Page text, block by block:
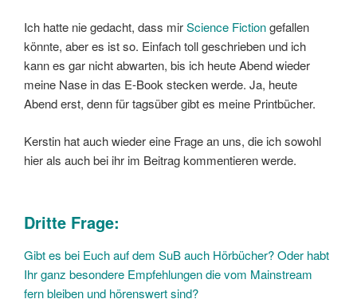
Ich hatte nie gedacht, dass mirScience Fictiongefallen
könnte, aber es ist so. Einfach toll geschrieben und ich
kann es gar nicht abwarten, bis ich heute Abend wieder
meine Nase in das E-Book stecken werde. Ja, heute
Abend erst, denn für tagsüber gibt es meine Printbücher.
Kerstin hat auch wieder eine Frage an uns, die ich sowohl
hier als auch bei ihr im Beitrag kommentieren werde.
Dritte Frage:
Gibt es bei Euch auf dem SuB auch Hörbücher? Oder habt
Ihr ganz besondere Empfehlungen die vom Mainstream
fern bleiben und hörenswert sind?